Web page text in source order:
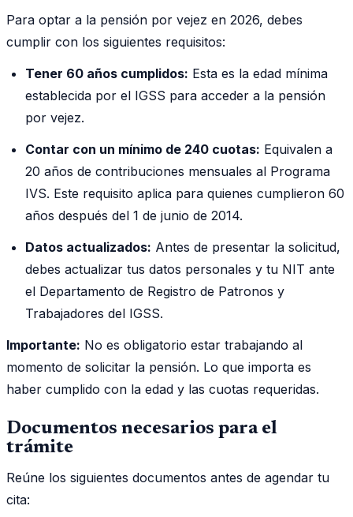
Para optar a la pensión por vejez en 2026, debes
cumplir con los siguientes requisitos:
Tener 60 años cumplidos: Esta es la edad mínima
establecida por el IGSS para acceder a la pensión
por vejez.
Contar con un mínimo de 240 cuotas: Equivalen a
20 años de contribuciones mensuales al Programa
IVS. Este requisito aplica para quienes cumplieron 60
años después del 1 de junio de 2014.
Datos actualizados: Antes de presentar la solicitud,
debes actualizar tus datos personales y tu NIT ante
el Departamento de Registro de Patronos y
Trabajadores del IGSS.
Importante: No es obligatorio estar trabajando al
momento de solicitar la pensión. Lo que importa es
haber cumplido con la edad y las cuotas requeridas.
Documentos necesarios para el
trámite
Reúne los siguientes documentos antes de agendar tu
cita: